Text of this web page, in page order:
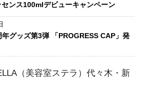
センス100mlデビューキャンペーン
グッズ第3弾 「PROGRESS CAP」発
（美容室ステラ）代々木・新